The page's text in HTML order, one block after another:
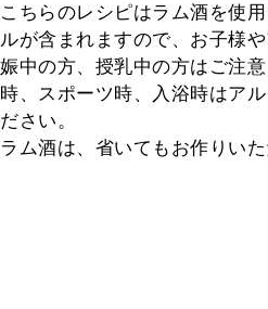
こちらのレシピはラム酒を使
ルが含まれますので、お子様
娠中の方、授乳中の方はご注
時、スポーツ時、入浴時はア
ださい。
ラム酒は、省いてもお作りいた